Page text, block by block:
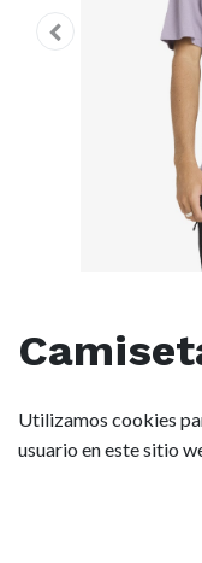
Post
Ash
Utilizamos cookies
usuario en este sitio